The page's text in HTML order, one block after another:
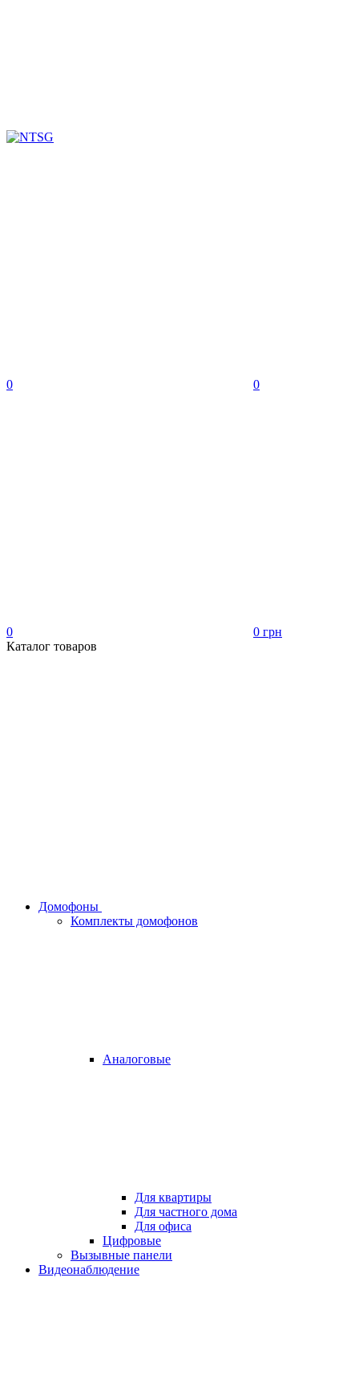
0 0
0
0 грн
Каталог товаров
Домофоны
Комплекты домофонов
Аналоговые
Для квартиры
Для частного дома
Для офиса
Цифровые
Вызывные панели
Видеонаблюдение